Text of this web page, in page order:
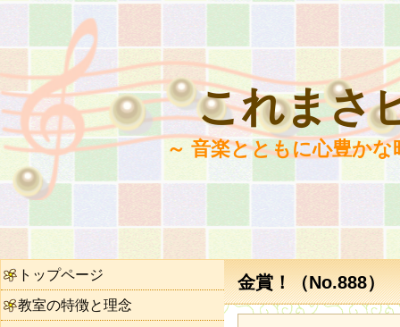
これまさ
～ 音楽とともに心豊か
金賞！（No.888）
トップページ
教室の特徴と理念